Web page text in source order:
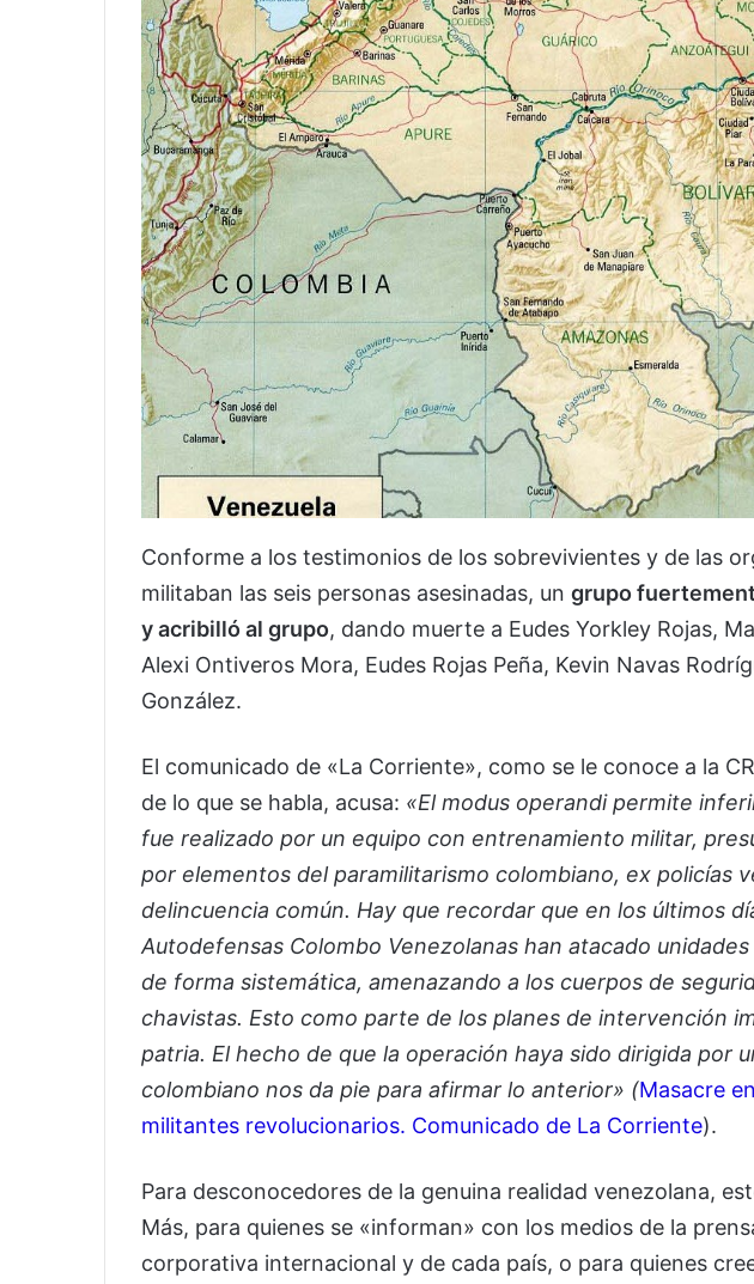
Conforme a los testimonios de los sobrevivientes y de las
militaban las seis personas asesinadas, un grupo
y acribilló al grupo, dando muerte a Eudes Yorkley Rojas,
Alexi Ontiveros Mora, Eudes Rojas Peña, Kevin Navas
González.
El comunicado de «La Corriente», como se le conoce a la
de lo que se habla, acusa: «El modus operandi permite
fue realizado por un equipo con entrenamiento militar,
por elementos del paramilitarismo colombiano, ex policías
delincuencia común. Hay que recordar que en los últimos
Autodefensas Colombo Venezolanas han atacado unidades
de forma sistemática, amenazando a los cuerpos de
chavistas. Esto como parte de los planes de intervención
patria. El hecho de que la operación haya sido dirigida por
colombiano nos da pie para afirmar lo anterior» (Masacre
militantes revolucionarios. Comunicado de La Corriente).
Para desconocedores de la genuina realidad venezolana,
Más, para quienes se «informan» con los medios de la
corporativa internacional y de cada país, o para quienes